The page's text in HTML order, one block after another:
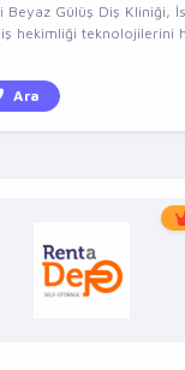
Beyaz Gülüş Diş Kliniği,
hekimliği teknolojilerini
Ara